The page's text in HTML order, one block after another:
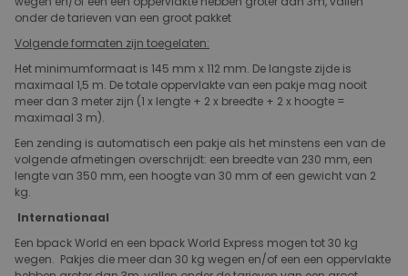
onder de tarieven van een groot pakket​
Volgende formaten zijn toegelaten:
Het minimumformaat is 145 mm x 112 mm​. De langste zijde is
maximaal 1,5 m. De totale oppervlakte van een pakje mag nooit
meer dan 3 meter zijn (1 x lengte + 2 x breedte + 2 x hoogte =
maximaal 3 m).
Een zending is automatisch een pakje als het minstens een van de
volgende afmetingen overschrijdt: een breedte van 230 mm, een
lengte van 350 mm, een hoogte van 30 mm of een gewicht van 2
kg.
Internationaal
Een bpack World en een bpack World Express mogen tot 30 kg
wegen. Pakjes die meer dan 30 kg wegen en/of een een oppervlakte